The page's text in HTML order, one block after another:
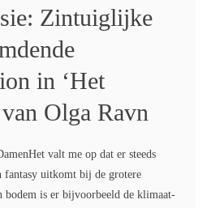
Zintuiglijke
in ‘Het
Olga Ravn
valt me op dat er steeds
fantasy uitkomt bij de grotere
bodem is er bijvoorbeeld de klimaat-